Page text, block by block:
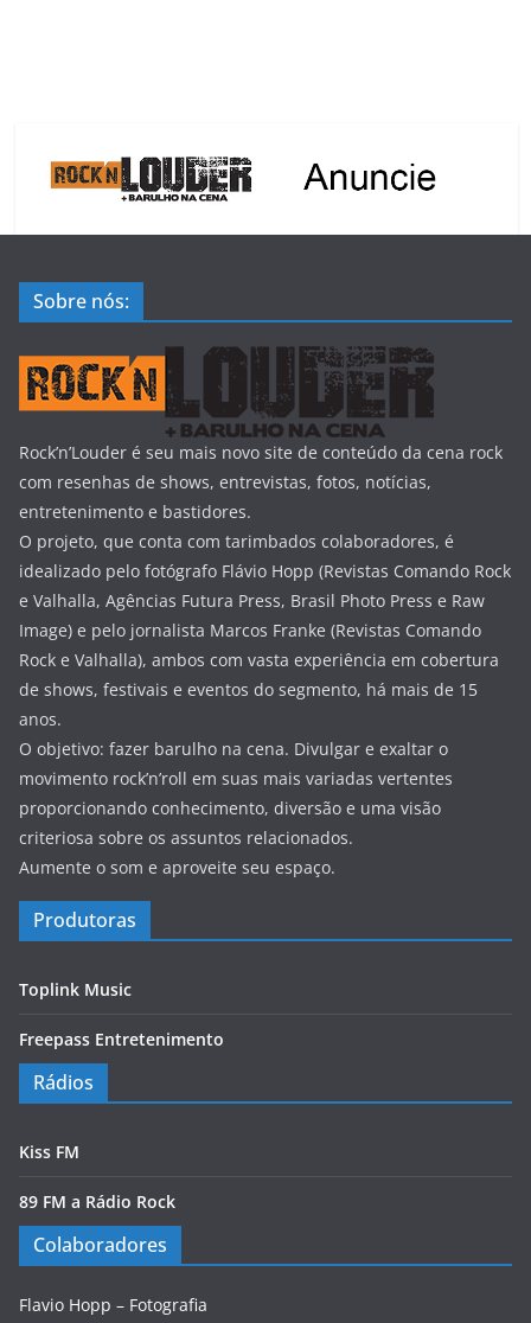
Sobre nós:
Rock’n’Louder é seu mais novo site de conteúdo da cena rock
com resenhas de shows, entrevistas, fotos, notícias,
entretenimento e bastidores.
O projeto, que conta com tarimbados colaboradores, é
idealizado pelo fotógrafo Flávio Hopp (Revistas Comando Rock
e Valhalla, Agências Futura Press, Brasil Photo Press e Raw
Image) e pelo jornalista Marcos Franke (Revistas Comando
Rock e Valhalla), ambos com vasta experiência em cobertura
de shows, festivais e eventos do segmento, há mais de 15
anos.
O objetivo: fazer barulho na cena. Divulgar e exaltar o
movimento rock’n’roll em suas mais variadas vertentes
proporcionando conhecimento, diversão e uma visão
criteriosa sobre os assuntos relacionados.
Aumente o som e aproveite seu espaço.
Produtoras
Toplink Music
Freepass Entretenimento
Rádios
Kiss FM
89 FM a Rádio Rock
Colaboradores
Flavio Hopp – Fotografia